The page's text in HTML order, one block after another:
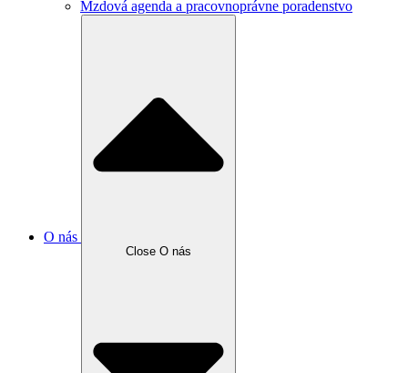
Mzdová agenda a pracovnoprávne poradenstvo
O nás
Close O nás